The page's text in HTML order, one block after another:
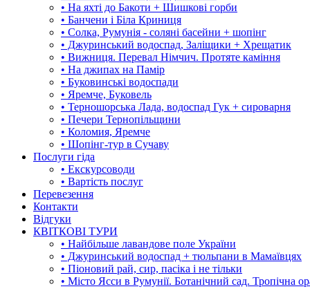
• На яхті до Бакоти + Шишкові горби
• Банчени і Біла Криниця
• Солка, Румунія - соляні басейни + шопінг
• Джуринський водоспад, Заліщики + Хрещатик
• Вижниця. Перевал Німчич. Протяте каміння
• На джипах на Памір
• Буковинські водоспади
• Яремче, Буковель
• Терношорська Лада, водоспад Гук + сироварня
• Печери Тернопільщини
• Коломия, Яремче
• Шопінг-тур в Сучаву
Послуги гіда
• Екскурсоводи
• Вартість послуг
Перевезення
Контакти
Відгуки
КВІТКОВІ ТУРИ
• Найбільше лавандове поле України
• Джуринський водоспад + тюльпани в Мамаївцях
• Піоновий рай, сир, пасіка і не тільки
• Місто Ясси в Румунії. Ботанічний сад. Тропічна